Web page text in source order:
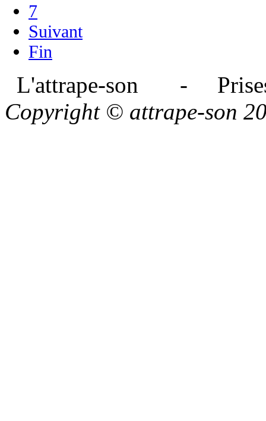
7
Suivant
Fin
L'attrape-son -
Copyright © attrape-son